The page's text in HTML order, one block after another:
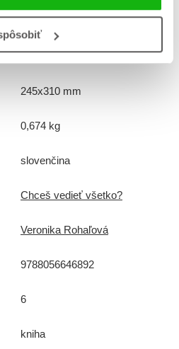
Ukážka.pdf
29.8.2025
245x310 mm
0,674 kg
slovenčina
Chceš vedieť všetko?
Veronika Rohaľová
9788056646892
6
kniha